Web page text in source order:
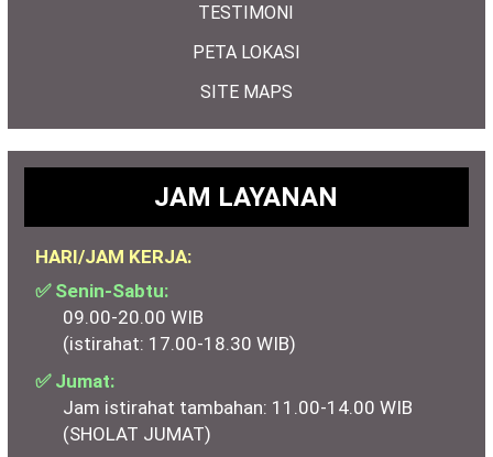
TESTIMONI
PETA LOKASI
SITE MAPS
JAM LAYANAN
HARI/JAM KERJA:
✅ Senin-Sabtu:
09.00-20.00 WIB
(istirahat: 17.00-18.30 WIB)
✅ Jumat:
Jam istirahat tambahan: 11.00-14.00 WIB
(SHOLAT JUMAT)